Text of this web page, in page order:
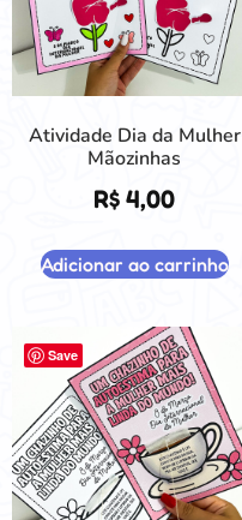
Atividade Dia da Mulher
Mãozinhas
R$ 4,00
Adicionar ao carrinho
Save